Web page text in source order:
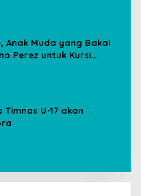
Anak Muda yang Bakal
Perez untuk Kursi
U-17 akan